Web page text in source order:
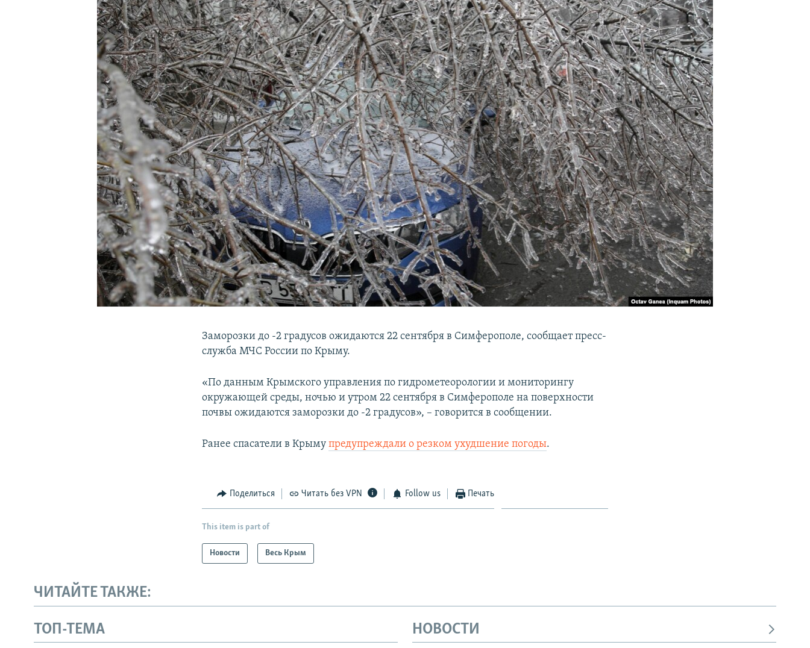
КРЫМ.НЕПОКОРЕННЫЙ
УКРАИНСКАЯ ПРОБЛЕМА КРЫМА
Заморозки до -2 градусов ожидаются 22 сентября в Симферополе, сообщает пресс-
служба МЧС России по Крыму.
«По данным Крымского управления по гидрометеорологии и мониторингу
окружающей среды, ночью и утром 22 сентября в Симферополе на поверхности
почвы ожидаются заморозки до -2 градусов», – говорится в сообщении.
Ранее спасатели в Крымупредупреждали о резком ухудшение погоды.
Поделиться Читать без VPN Follow us Печать
This item is part of
Новости Весь Крым
ЧИТАЙТЕ ТАКЖЕ:
ТОП-ТЕМА НОВОСТИ